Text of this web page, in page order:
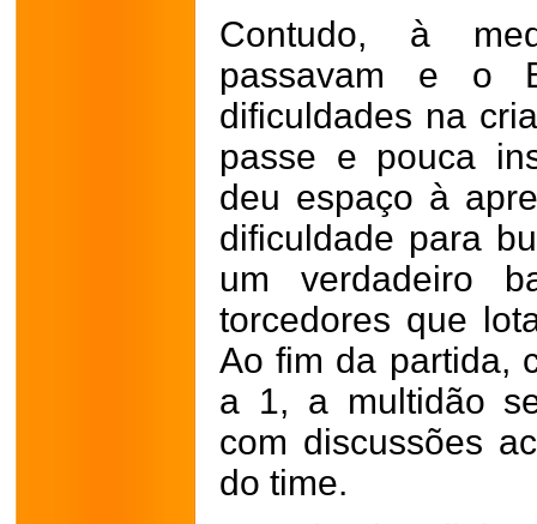
Contudo, à
passavam e o
dificuldades na
passe e pouca
deu espaço à
dificuldade para
um verdadeiro
torcedores que
Ao fim da partida,
a 1, a multidão
com discussões
do time.